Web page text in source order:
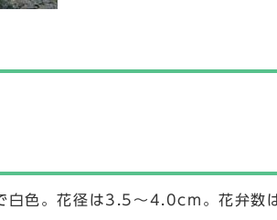
白色。花径は3.5～4.0cm。花弁